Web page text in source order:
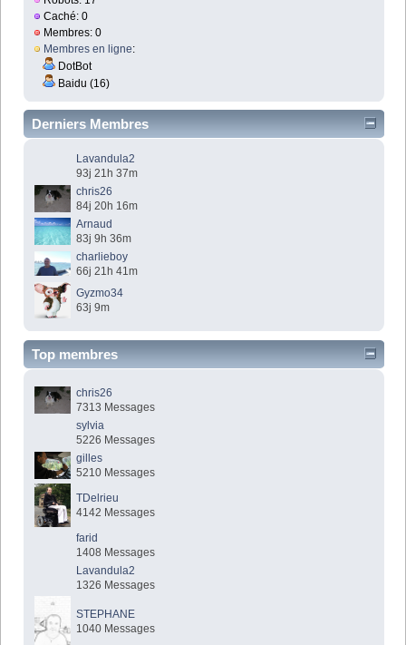
Caché: 0
Membres: 0
Membres en ligne:
DotBot
Baidu (16)
Derniers Membres
Lavandula2
93j 21h 37m
chris26
84j 20h 16m
Arnaud
83j 9h 36m
charlieboy
66j 21h 41m
Gyzmo34
63j 9m
Top membres
chris26
7313 Messages
sylvia
5226 Messages
gilles
5210 Messages
TDelrieu
4142 Messages
farid
1408 Messages
Lavandula2
1326 Messages
STEPHANE
1040 Messages